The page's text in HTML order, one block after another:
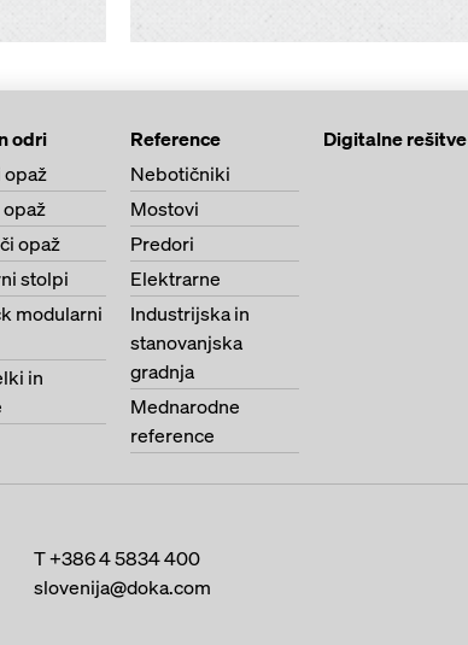
odri
opaž
opaž
stolpi
modularni
in
Reference
Nebotičniki
Mostovi
Predori
Elektrarne
Industrijska in
stanovanjska
gradnja
Mednarodne
reference
Digitalne rešitve
T+386 4 5834 400
slovenija@doka.com